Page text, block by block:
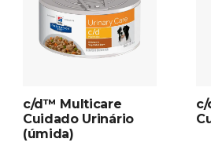
c/d™ Multicare
Cuidado Urinário
(úmida)